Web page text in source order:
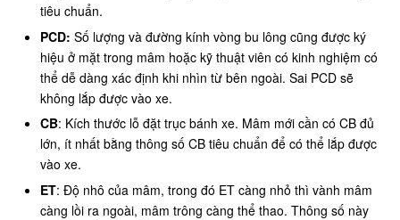
tiêu chuẩn.
PCD: Số lượng và đường kính vòng bu lông cũng được ký
hiệu ở mặt trong mâm hoặc kỹ thuật viên có kinh nghiệm có
thể dễ dàng xác định khi nhìn từ bên ngoài. Sai PCD sẽ
không lắp được vào xe.
CB: Kích thước lỗ đặt trục bánh xe. Mâm mới cần có CB đủ
lớn, ít nhất bằng thông số CB tiêu chuẩn để có thể lắp được
vào xe.
ET: Độ nhô của mâm, trong đó ET càng nhỏ thì vành mâm
càng lồi ra ngoài, mâm trông càng thể thao. Thông số này